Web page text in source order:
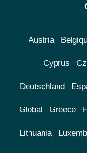
Austria
Cyprus
Deutschland
Global Greece
Lithuania